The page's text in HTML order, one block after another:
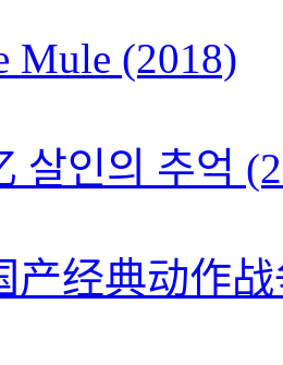
Mule (2018)
살인의 추억
产经典动作